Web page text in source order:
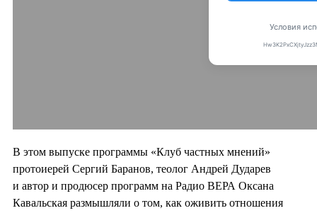
В этом выпуске программы «Клуб частных мнений»
протоиерей Сергий Баранов, теолог Андрей Дударев
и автор и продюсер программ на Радио ВЕРА Оксана
Кавальская размышляли о том, как оживить отношения